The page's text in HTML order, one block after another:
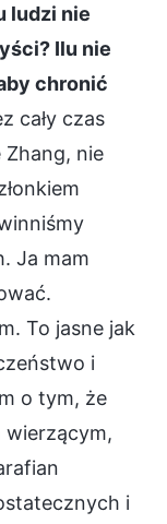
ludzi nie
Ilu nie
chronić
cały czas
nie
Ja mam
To jasne jak
i
o tym, że
wierzącym,
i